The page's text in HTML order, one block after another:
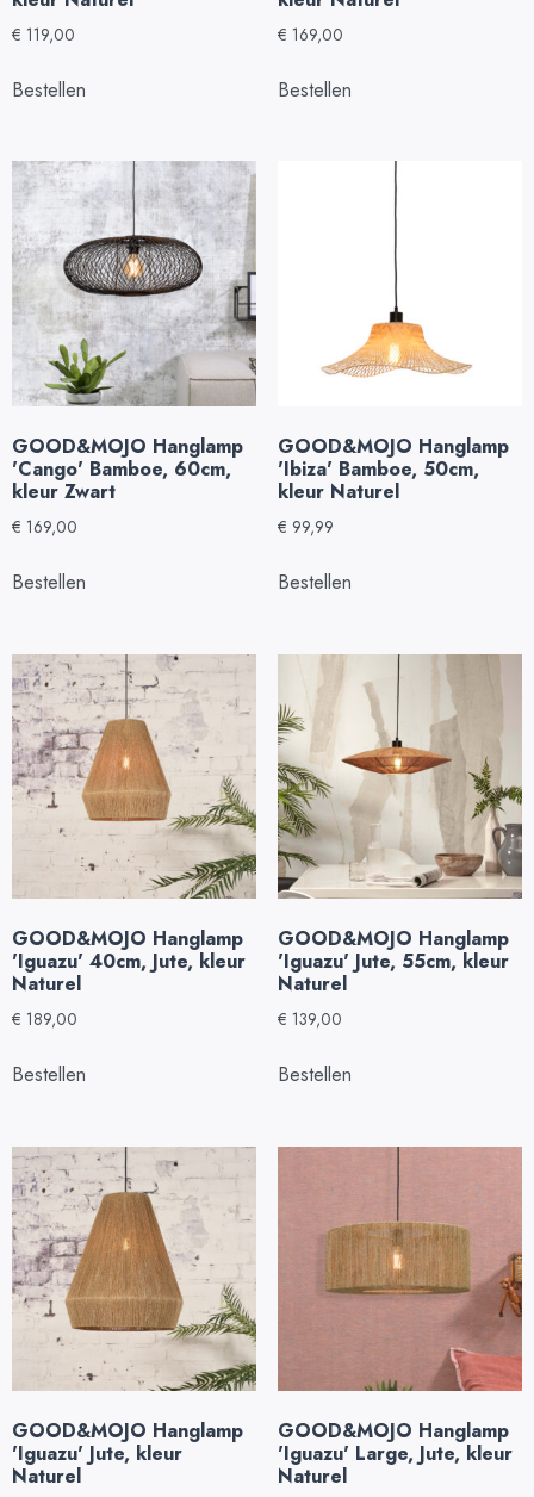
€ 119,00
Bestellen
€ 169,00
Bestellen
GOOD&MOJO Hanglamp
'Cango' Bamboe, 60cm,
kleur Zwart
€ 169,00
Bestellen
GOOD&MOJO Hanglamp
'Ibiza' Bamboe, 50cm,
kleur Naturel
€ 99,99
Bestellen
GOOD&MOJO Hanglamp
'Iguazu' 40cm, Jute, kleur
Naturel
€ 189,00
Bestellen
GOOD&MOJO Hanglamp
'Iguazu' Jute, 55cm, kleur
Naturel
€ 139,00
Bestellen
GOOD&MOJO Hanglamp
'Iguazu' Jute, kleur
Naturel
GOOD&MOJO Hanglamp
'Iguazu' Large, Jute, kleur
Naturel